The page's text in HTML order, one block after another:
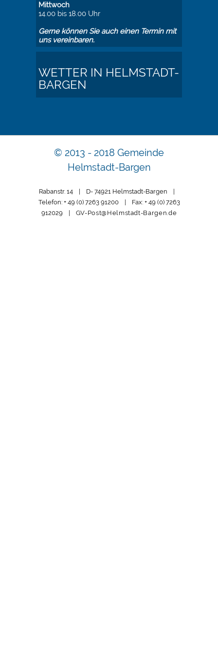
Mittwoch
14.00 bis 18.00 Uhr
Gerne können Sie auch einen Termin mit
uns vereinbaren.
WETTER IN HELMSTADT-
BARGEN
© 2013 - 2018 Gemeinde
Helmstadt-Bargen
Rabanstr. 14 | D- 74921 Helmstadt-Bargen |
Telefon: + 49 (0) 7263 91200 | Fax: + 49 (0) 7263
912029 | GV-Post@Helmstadt-Bargen.de